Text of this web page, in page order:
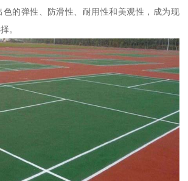
色的弹性、防滑性、耐用性和美观性，成为现
。